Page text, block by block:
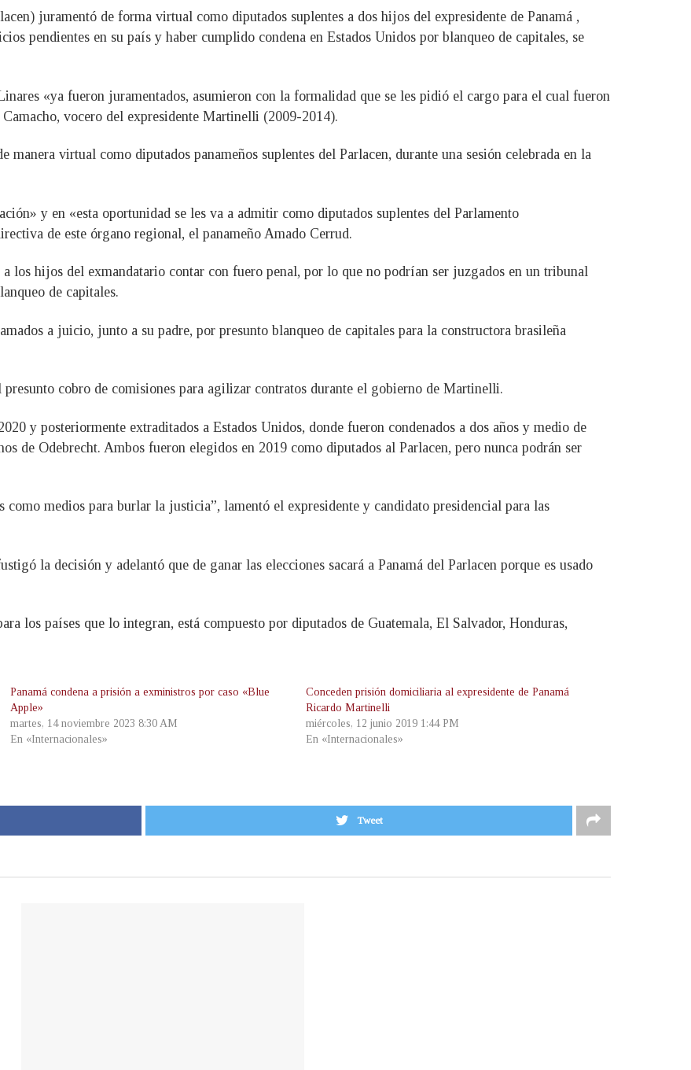
juramentó de forma virtual como diputados suplentes a dos hijos del expresidente de Panamá ,
pendientes en su país y haber cumplido condena en Estados Unidos por blanqueo de capitales, se
«ya fueron juramentados, asumieron con la formalidad que se les pidió el cargo para el cual fueron
vocero del expresidente Martinelli (2009-2014).
virtual como diputados panameños suplentes del Parlacen, durante una sesión celebrada en la
y en «esta oportunidad se les va a admitir como diputados suplentes del Parlamento
de este órgano regional, el panameño Amado Cerrud.
los hijos del exmandatario contar con fuero penal, por lo que no podrían ser juzgados en un tribunal
de capitales.
a juicio, junto a su padre, por presunto blanqueo de capitales para la constructora brasileña
cobro de comisiones para agilizar contratos durante el gobierno de Martinelli.
y posteriormente extraditados a Estados Unidos, donde fueron condenados a dos años y medio de
de Odebrecht. Ambos fueron elegidos en 2019 como diputados al Parlacen, pero nunca podrán ser
medios para burlar la justicia”, lamentó el expresidente y candidato presidencial para las
la decisión y adelantó que de ganar las elecciones sacará a Panamá del Parlacen porque es usado
los países que lo integran, está compuesto por diputados de Guatemala, El Salvador, Honduras,
Panamá condena a prisión a exministros por caso «Blue
Apple»
martes, 14 noviembre 2023 8:30 AM
En «Internacionales»
Conceden prisión domiciliaria al expresidente de Panamá
Ricardo Martinelli
miércoles, 12 junio 2019 1:44 PM
En «Internacionales»
Tweet